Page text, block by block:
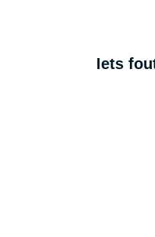
Iets